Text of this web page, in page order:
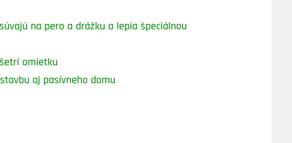
na pero a drážku a lepia špeciálnou
omietku
aj pasívneho domu